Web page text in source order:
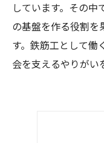
しています。その
の基盤を作る役割を
す。鉄筋工として働
会を支えるやりがい